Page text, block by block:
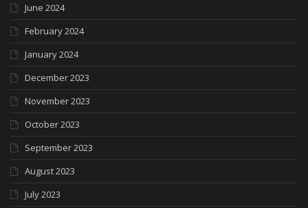
June 2024
February 2024
January 2024
December 2023
November 2023
October 2023
September 2023
August 2023
July 2023